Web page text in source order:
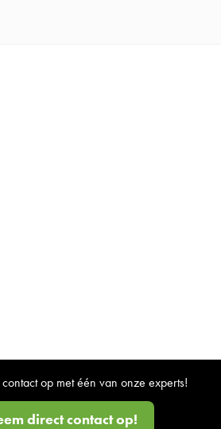
op met één van onze experts!
direct contact op!